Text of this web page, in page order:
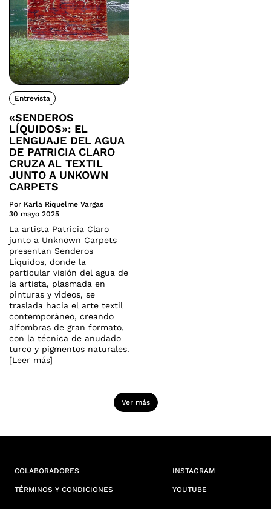
Entrevista
«SENDEROS
LÍQUIDOS»: EL
LENGUAJE DEL AGUA
DE PATRICIA CLARO
CRUZA AL TEXTIL
JUNTO A UNKOWN
CARPETS
Por Karla Riquelme Vargas
30 mayo 2025
La artista Patricia Claro
junto a Unknown Carpets
presentan Senderos
Líquidos, donde la
particular visión del agua de
la artista, plasmada en
pinturas y videos, se
traslada hacia el arte textil
contemporáneo, creando
alfombras de gran formato,
con la técnica de anudado
turco y pigmentos naturales.
[Leer más]
Ver más
COLABORADORES
TÉRMINOS Y CONDICIONES
INSTAGRAM
YOUTUBE